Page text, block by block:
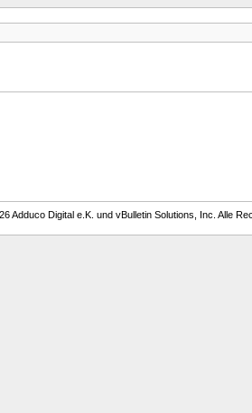
Adduco Digital e.K. und vBulletin Solutions, Inc. Alle